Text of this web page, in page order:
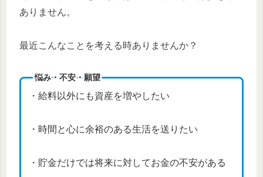
ありません。
最近こんなことを考える時ありませんか？
悩み・不安・願望
・給料以外にも資産を増やしたい
・時間と心に余裕のある生活を送りたい
・貯金だけでは将来に対してお金の不安がある